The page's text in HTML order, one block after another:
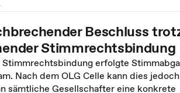
Beschluss
Stimmrechtsbindung
Stimmrechtsbindung erfolgte
Nach dem OLG Celle kann dies
sämtliche Gesellschafter eine konkrete